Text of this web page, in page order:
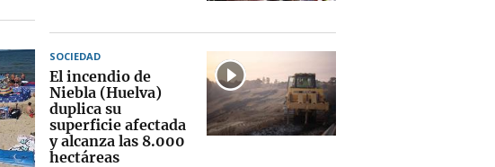
SOCIEDAD
El incendio de
Niebla (Huelva)
duplica su
superficie afectada
y alcanza las 8.000
hectáreas